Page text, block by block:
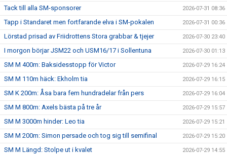
Tack till alla SM-sponsorer 2026-07-31 08:36
Tapp i Standaret men fortfarande elva i SM-pokalen 2026-07-31 00:36
Lörstad prisad av Friidrottens Stora grabbar & tjejer 2026-07-30 23:40
I morgon börjar JSM22 och USM16/17 i Sollentuna 2026-07-30 01:13
SM M 400m: Baksidesstopp för Victor 2026-07-29 16:24
SM M 110m häck: Ekholm tia 2026-07-29 16:15
SM K 200m: Åsa bara fem hundradelar från pers 2026-07-29 16:04
SM M 800m: Axels bästa på tre år 2026-07-29 15:57
SM M 3000m hinder: Leo tia 2026-07-29 15:21
SM M 200m: Simon persade och tog sig till semifinal 2026-07-29 15:20
SM M Längd: Stolpe ut i kvalet 2026-07-29 14:55